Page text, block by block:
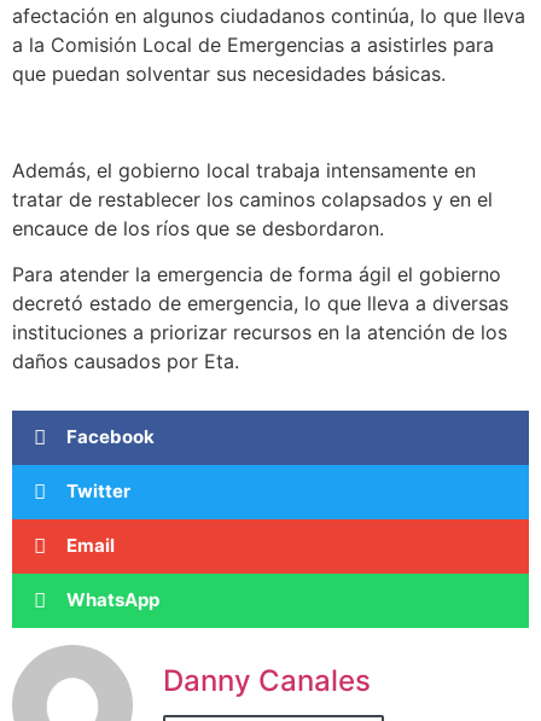
afectación en algunos ciudadanos continúa, lo que lleva
a la Comisión Local de Emergencias a asistirles para
que puedan solventar sus necesidades básicas.
Además, el gobierno local trabaja intensamente en
tratar de restablecer los caminos colapsados y en el
encauce de los ríos que se desbordaron.
Para atender la emergencia de forma ágil el gobierno
decretó estado de emergencia, lo que lleva a diversas
instituciones a priorizar recursos en la atención de los
daños causados por Eta.
Facebook
Twitter
Email
WhatsApp
Danny Canales